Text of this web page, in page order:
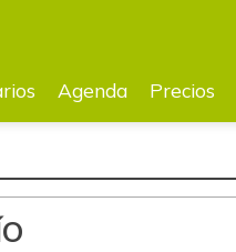
Videos
Agenda Precios